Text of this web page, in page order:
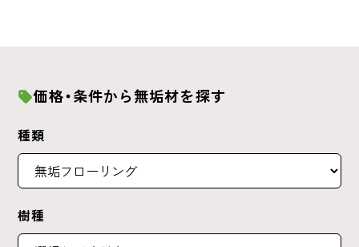
価格・条件から無垢材を探す
種類
樹種